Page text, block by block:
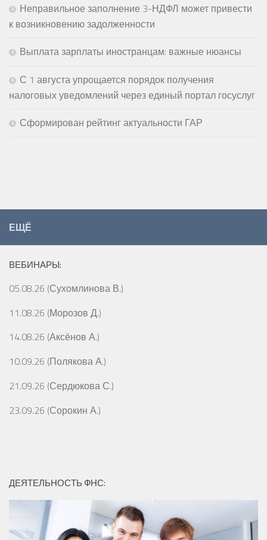
Неправильное заполнение 3-НДФЛ может привести
к возникновению задолженности
Выплата зарплаты иностранцам: важные нюансы
С 1 августа упрощается порядок получения
налоговых уведомлений через единый портал госуслуг
Сформирован рейтинг актуальности ГАР
ЕЩЁ
ВЕБИНАРЫ:
05.08.26 (Сухомлинова В.)
11.08.26 (Морозов Д.)
14.08.26 (Аксёнов А.)
10.09.26 (Полякова А.)
21.09.26 (Сердюкова С.)
23.09.26 (Сорокин А.)
ДЕЯТЕЛЬНОСТЬ ФНС: